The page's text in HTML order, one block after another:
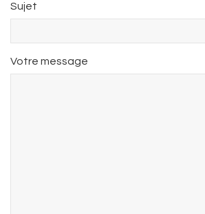
Sujet
Votre message